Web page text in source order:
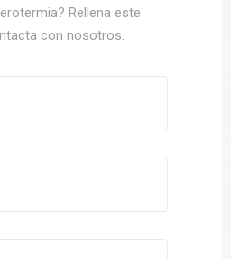
Rellena este
con nosotros.